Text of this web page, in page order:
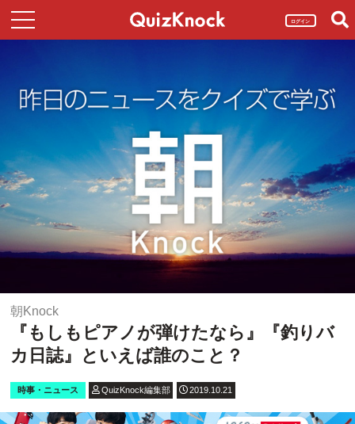
ログイン
朝Knock
『もしもピアノが弾けたなら』『釣りバ
カ日誌』といえば誰のこと？
時事・ニュース QuizKnock編集部 2019.10.21